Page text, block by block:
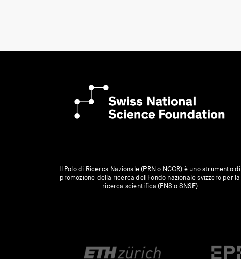
Il Polo di Ricerca Nazionale (PRN o NCCR) è uno strumento di
promozione della ricerca del Fondo nazionale svizzero per la
ricerca scientifica (FNS o SNSF)